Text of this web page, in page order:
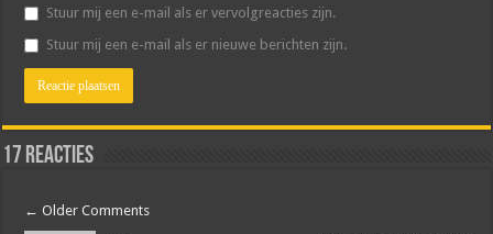
Stuur mij een e-mail als er vervolgreacties zijn.
Stuur mij een e-mail als er nieuwe berichten zijn.
17 reacties
← Older Comments